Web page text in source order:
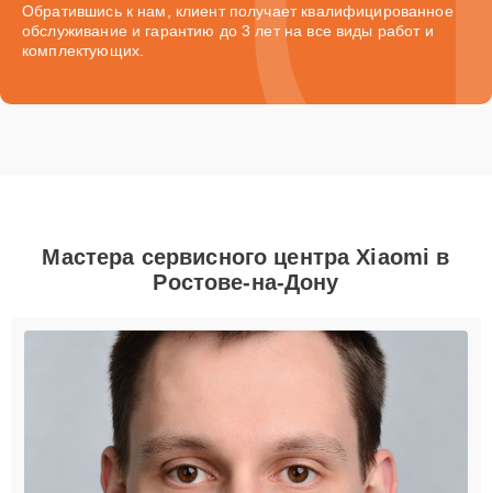
Обратившись к нам, клиент получает квалифицированное
обслуживание и гарантию до 3 лет на все виды работ и
комплектующих.
Мастера сервисного центра Xiaomi в
Ростове-на-Дону